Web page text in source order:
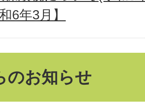
6年3月】
のお知らせ